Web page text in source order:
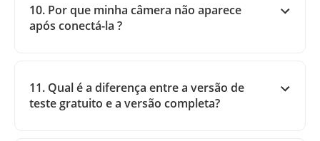
10. Por que minha câmera não aparece
após conectá-la ?
11. Qual é a diferença entre a versão de
teste gratuito e a versão completa?